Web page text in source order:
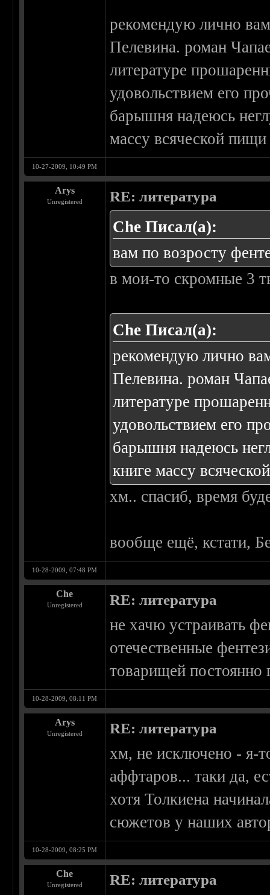
рекомендую лично
Пелевина. роман
литературе
удовольствием его
барышня надеюсь
массу всяческой
10-27-2009, 10:49 PM
Arys
Unregistered RE: литература
Che Писал(а):
вам по возросту
в мои-то скромные 3
Che Писал(а):
рекомендую лично
Пелевина. роман
литературе
удовольствием его
барышня надеюсь
книге массу
хм.. спасиб, время
вообще ещё, кстати,
10-28-2009, 07:48 PM
Che
Unregistered RE: литература
не хачю устраивать
отечественные
товарищей
10-28-2009, 08:11 PM
Arys
Unregistered RE: литература
хм, не исключено - я-
аффтаров... таки да,
хотя Толкиена
сюжетов у наших
10-28-2009, 08:25 PM
Che
Unregistered RE: литература